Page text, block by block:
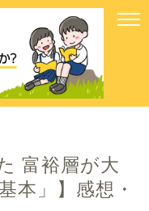
富裕層が大
本」】感想・